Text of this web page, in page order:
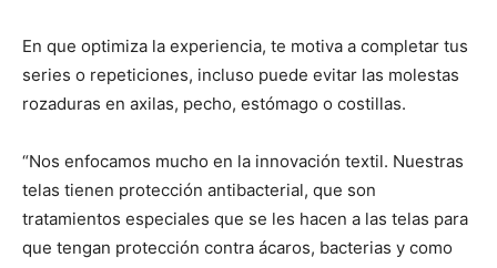
En que optimiza la experiencia, te motiva a completar tus
series o repeticiones, incluso puede evitar las molestas
rozaduras en axilas, pecho, estómago o costillas.
“Nos enfocamos mucho en la innovación textil. Nuestras
telas tienen protección antibacterial, que son
tratamientos especiales que se les hacen a las telas para
que tengan protección contra ácaros, bacterias y como